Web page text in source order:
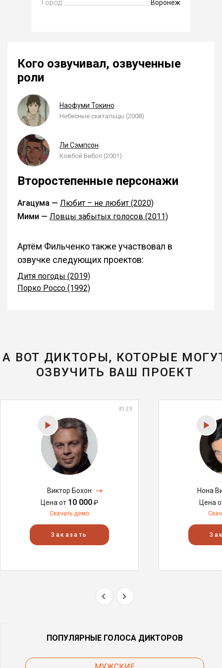
Город:
Воронеж
Кого озвучивал, озвученные
роли
Наофуми Токино
Небесные скитальцы (2008)
Ли Сэмпсон
Ковбой Бибоп (2001)
Второстепенные персонажи
Агацума — Любит – не любит (2020)
Мими — Ловцы забытых голосов (2011)
Артём Фильченко также участвовал в
озвучке следующих проектов:
Дитя погоды (2019)
Порко Россо (1992)
А ВОТ ДИКТОРЫ, КОТОРЫЕ
ОЗВУЧИТЬ ВАШ ПРОЕКТ
#139
Виктор Бохон
Цена от 10 000₽
Скачать демо
Заказать
Нона
Цена
ПОПУЛЯРНЫЕ ГОЛОСА ДИКТОРОВ